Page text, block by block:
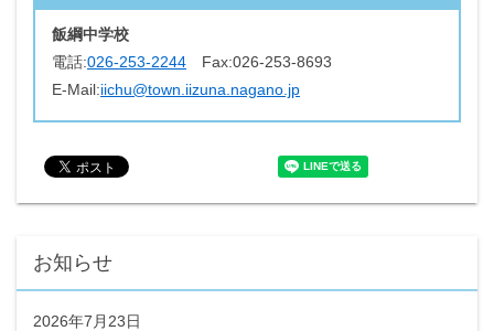
飯綱中学校
電話:026-253-2244 Fax:026-253-8693
E-Mail:iichu@town.iizuna.nagano.jp
お知らせ
2026年7月23日